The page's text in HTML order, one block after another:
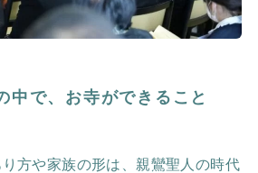
中で、お寺ができること
方や家族の形は、親鸞聖人の時代